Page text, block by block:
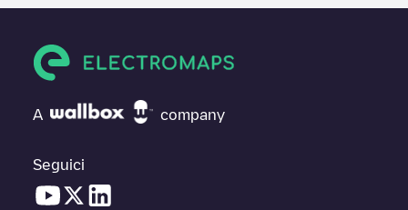
A company
Seguici